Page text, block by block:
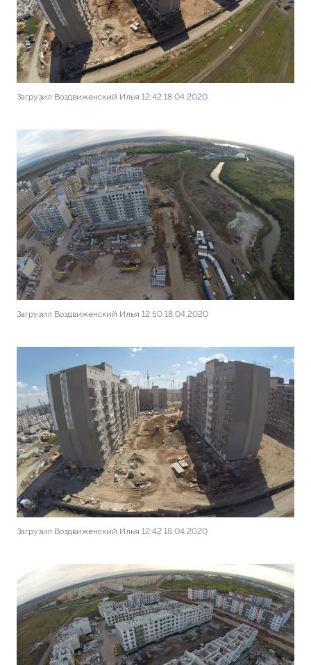
Загрузил Воздвиженский Илья 12:42 18.04.2020
Загрузил Воздвиженский Илья 12:50 18.04.2020
Загрузил Воздвиженский Илья 12:42 18.04.2020